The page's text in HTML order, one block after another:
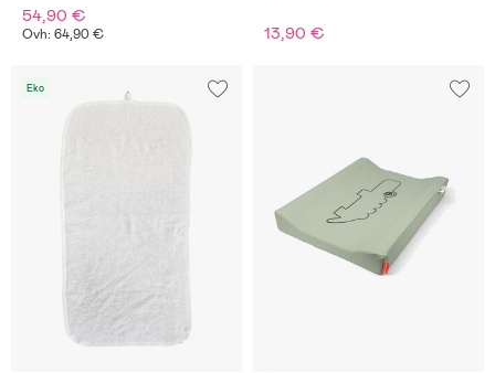
54,90 €
Ovh: 64,90 € 13,90 €
Eko